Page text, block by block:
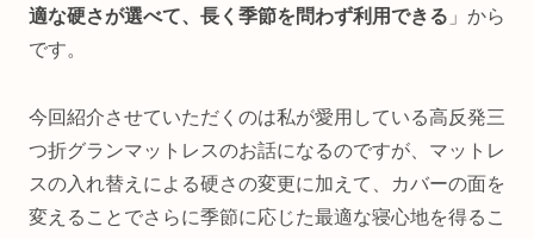
適な硬さが選べて、長く季節を問わず利用できる 」から
です。
今回紹介させていただくのは私が愛用している高反発三
つ折グランマットレスのお話になるのですが、マットレ
スの入れ替えによる硬さの変更に加えて、カバーの面を
変えることでさらに季節に応じた最適な寝心地を得るこ